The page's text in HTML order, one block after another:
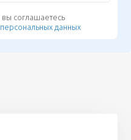
вы соглашаетесь
данных